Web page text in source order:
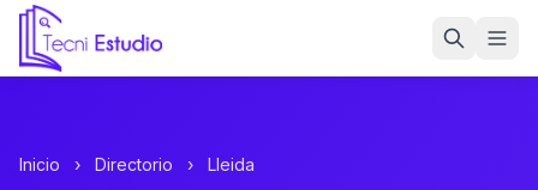
Ir a la página de inicio de Tecni Estudio
Inicio › Directorio › Lleida